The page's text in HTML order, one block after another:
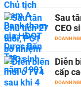
Sau
CEO
DOANH
Diễn
cấp
DOANH